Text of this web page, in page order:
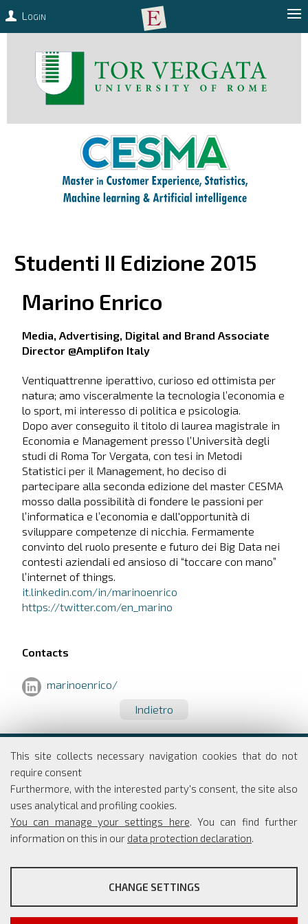
This site collects necessary navigation cookies that do not
require consent
Furthermore, with the interested party's consent, the site also
uses analytical and profiling cookies.
You can manage your settings here. You can find further
information on this in our data protection declaration.
PROFILING COOKIES
CHANGE SETTINGS
Login
Studenti II Edizione 2015
Marino Enrico
Media, Advertising, Digital and Brand Associate
Director @Amplifon Italy
Ventiquattrenne iperattivo, curioso ed ottimista per
natura; amo visceralmente la tecnologia l’economia e
lo sport, mi interesso di politica e psicologia.
Dopo aver conseguito il titolo di laurea magistrale in
Economia e Management presso l’Università degli
studi di Roma Tor Vergata, con tesi in Metodi
Statistici per il Management, ho deciso di
partecipare alla seconda edizione del master CESMA
mosso dalla possibilità di fondere le passioni per
l’informatica e l’economia e dall'opportunità di
sviluppare competenze di nicchia. Fermamente
convinto del ruolo presente e futuro dei Big Data nei
contesti aziendali ed ansioso di “toccare con mano”
l’internet of things.
it.linkedin.com/in/marinoenrico
https://twitter.com/en_marino
Contacts
marinoenrico/
Indietro
Università degli studi di Roma
Via Columbia, 2
00133 Roma
Segreteria: Simona Rippo
Phone: +39 06 7259 5765/66
info@master-cesma.uniroma2.it